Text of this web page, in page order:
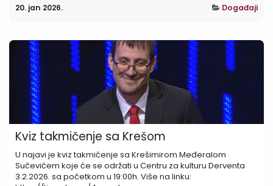
20. jan 2026. Događaji
Kviz takmičenje sa Krešom
U najavi je kviz takmičenje sa Krešimirom Međeralom
Sučevićem koje će se održati u Centru za kulturu Derventa
3.2.2026. sa početkom u 19:00h. Više na linku: